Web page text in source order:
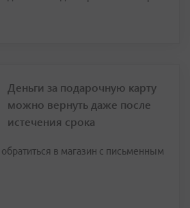
Деньги за подарочную карту
можно вернуть даже после
истечения срока
в магазин с письменным